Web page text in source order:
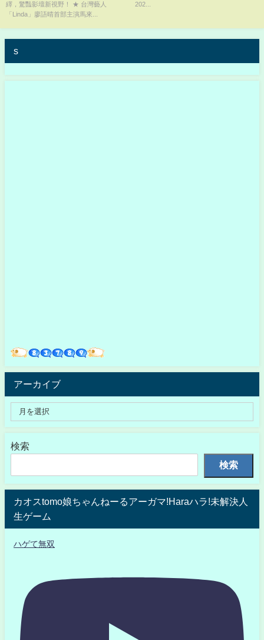
繹，驚豔影壇新視野！ ★ 台灣藝人
「Linda」廖語晴首部主演馬來...
202...
s
アーカイブ
検索
検索
カオスtomo娘ちゃんねーるアーガマ!Haraハラ!未解決人
生ゲーム
ハゲて無双